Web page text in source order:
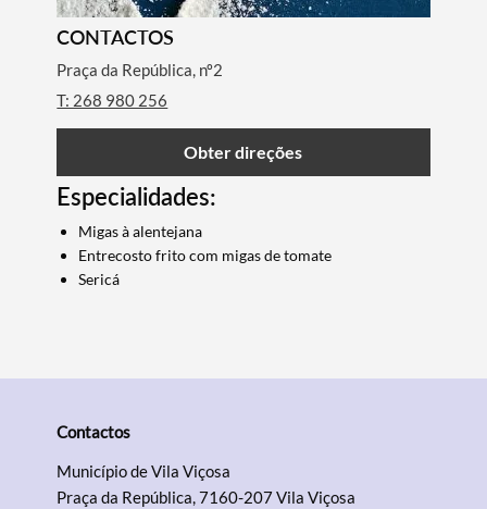
Termo de Pesquisa
Categorias gerais
CONTACTOS
Praça da República, nº2
T: 268 980 256
Obter direções
Especialidades:
Migas à alentejana
Entrecosto frito com migas de tomate
Sericá
Contactos
Município de Vila Viçosa
Praça da República, 7160-207 Vila Viçosa